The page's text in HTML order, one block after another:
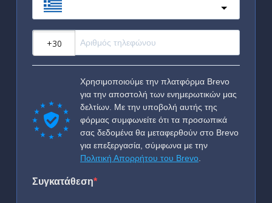
Χρησιμοποιούμε την πλατφόρμα Brevo
για την αποστολή των ενημερωτικών μας
δελτίων. Με την υποβολή αυτής της
φόρμας συμφωνείτε ότι τα προσωπικά
σας δεδομένα θα μεταφερθούν στο Brevo
για επεξεργασία, σύμφωνα με την
Πολιτική Απορρήτου του Brevo
Συγκατάθεση